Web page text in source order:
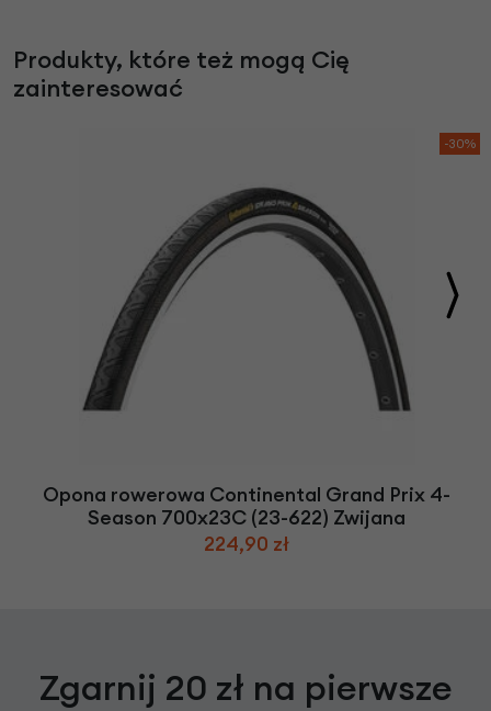
Produkty, które też mogą Cię
zainteresować
-30%
Opona rowerowa Continental Grand Prix 4-
Season 700x23C (23-622) Zwijana
224,90 zł
Zgarnij 20 zł na pierwsze